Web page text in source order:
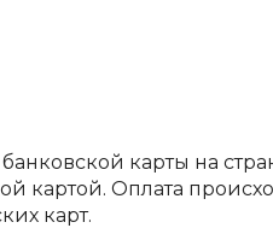
карты на
картой. Оплата
карт.